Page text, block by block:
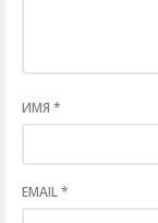
ИМЯ *
EMAIL*